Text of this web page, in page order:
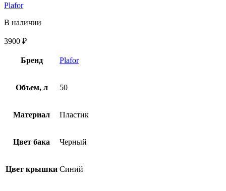
Plafor
В наличии
3900 ₽
Бренд Plafor
Объем, л 50
Материал Пластик
Цвет бака Черный
Цвет крышки Синий